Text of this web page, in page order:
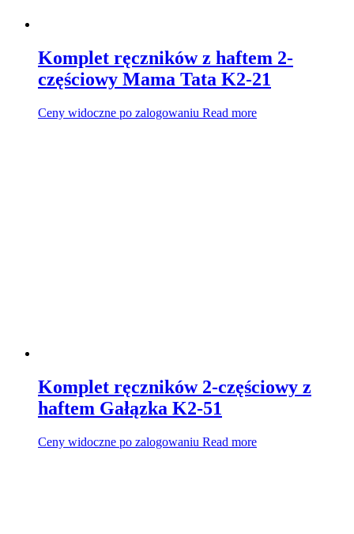
Komplet ręczników z haftem 2-
częściowy Mama Tata K2-21
Ceny widoczne po zalogowaniu Read more
Komplet ręczników 2-częściowy z
haftem Gałązka K2-51
Ceny widoczne po zalogowaniu Read more